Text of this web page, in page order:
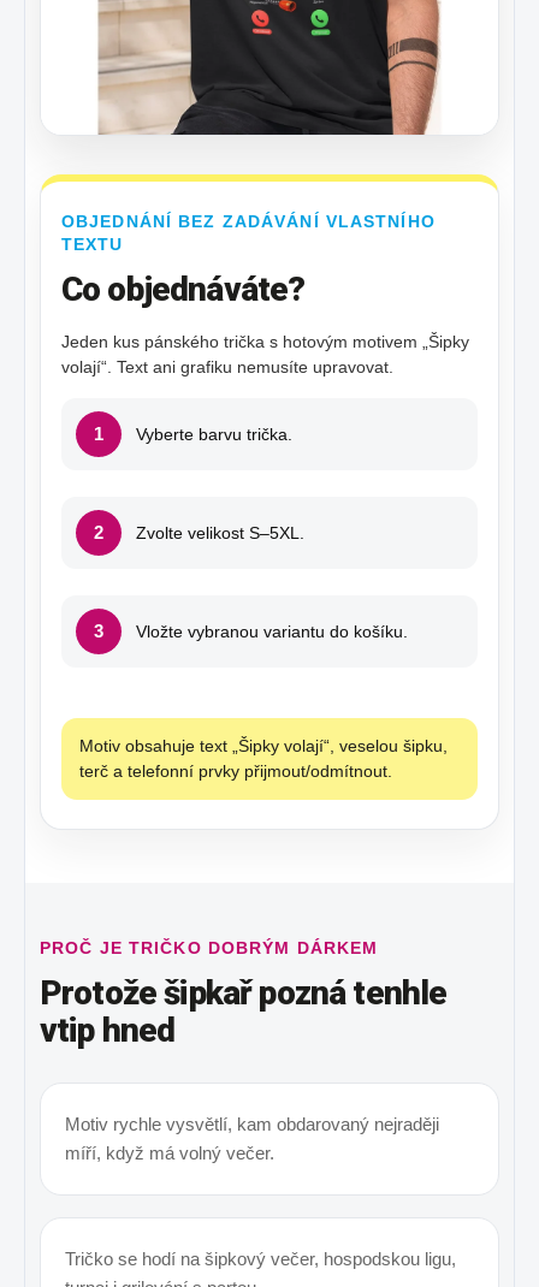
OBJEDNÁNÍ BEZ ZADÁVÁNÍ VLASTNÍHO
TEXTU
Co objednáváte?
Jeden kus pánského trička s hotovým motivem „Šipky
volají“. Text ani grafiku nemusíte upravovat.
1 Vyberte barvu trička.
2 Zvolte velikost S–5XL.
3 Vložte vybranou variantu do košíku.
Motiv obsahuje text „Šipky volají“, veselou šipku,
terč a telefonní prvky přijmout/odmítnout.
PROČ JE TRIČKO DOBRÝM DÁRKEM
Protože šipkař pozná tenhle
vtip hned
Motiv rychle vysvětlí, kam obdarovaný nejraději
míří, když má volný večer.
Tričko se hodí na šipkový večer, hospodskou ligu,